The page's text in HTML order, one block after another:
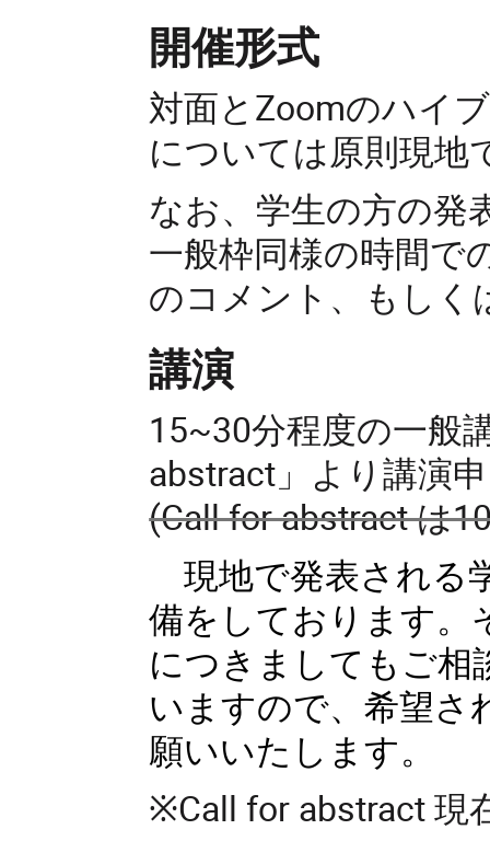
開催形式
対面とZoomのハイ
については原則現地
なお、学生の方の発
一般枠同様の時間で
のコメント、もしく
講演
15~30分程度の一般
abstract」より講演
(Call for abstract は
現地で発表される
備をしております。
につきましてもご相
いますので、希望さ
願いいたします。
※Call for abstract 現